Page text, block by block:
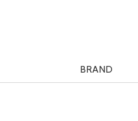
BRAND